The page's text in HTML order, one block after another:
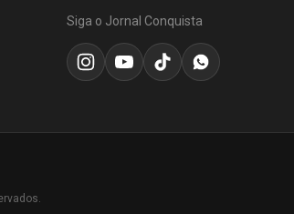
Siga o Jornal Conquista